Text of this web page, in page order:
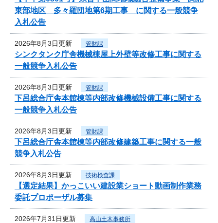
東部地区 多々羅団地第6期工事 に関する一般競争
入札公告
2026年8月3日更新 管財課
シンクタンク庁舎機械棟屋上外壁等改修工事に関する
一般競争入札公告
2026年8月3日更新 管財課
下呂総合庁舎本館棟等内部改修機械設備工事に関する
一般競争入札公告
2026年8月3日更新 管財課
下呂総合庁舎本館棟等内部改修建築工事に関する一般
競争入札公告
2026年8月3日更新 技術検査課
【選定結果】かっこいい建設業ショート動画制作業務
委託プロポーザル募集
2026年7月31日更新 高山土木事務所